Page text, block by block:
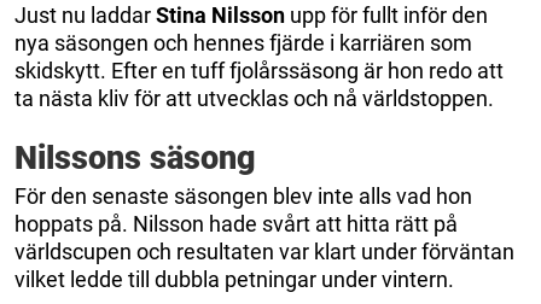
Just nu laddarStina Nilsson upp för fullt inför den
nya säsongen och hennes fjärde i karriären som
skidskytt. Efter en tuff fjolårssäsong är hon redo att
ta nästa kliv för att utvecklas och nå världstoppen.
Nilssons säsong
För den senaste säsongen blev inte alls vad hon
hoppats på. Nilsson hade svårt att hitta rätt på
världscupen och resultaten var klart under förväntan
vilket ledde till dubbla petningar under vintern.